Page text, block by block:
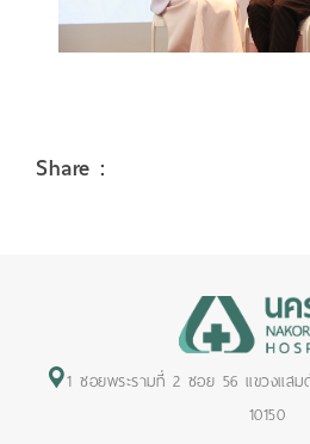
Share :
1 ซอยพระรามที่ 2 ซอย 56 แขวงแสม
10150